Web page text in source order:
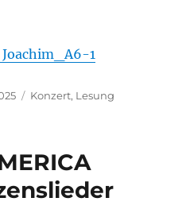
1
Kategorien
Konzert, Lesung